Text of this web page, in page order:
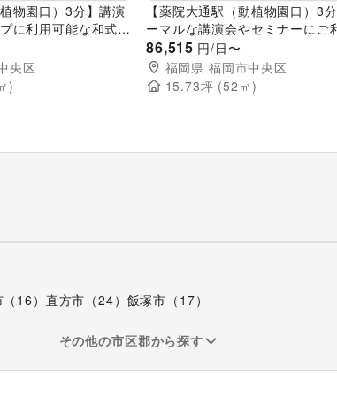
物園口）3分】講演
に利用可能な和式の
央区
)
【薬院大通駅（動植物園口）3
ーマルな講演会やセミナーにご
だける和のイベントスペース
86,515 円/日〜
福岡県 福岡市中央区
15.73坪 (52 ㎡)
16） 直方市（24） 飯塚市（17）
その他の市区郡から探す